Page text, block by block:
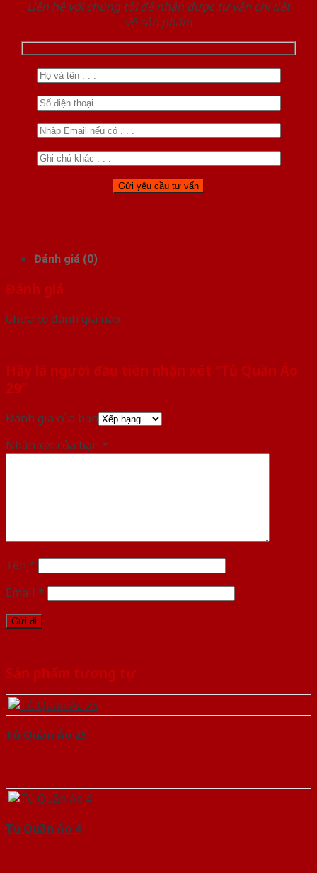
Liên hệ với chúng tôi để nhận được tư vấn chi tiết
về sản phẩm
Đánh giá (0)
Đánh giá
Chưa có đánh giá nào.
Hãy là người đầu tiên nhận xét “Tủ Quần Áo
29”
Đánh giá của bạn
Nhận xét của bạn *
Tên *
Email *
Sản phẩm tương tự
Tủ Quần Áo 25
Tủ Quần Áo 4